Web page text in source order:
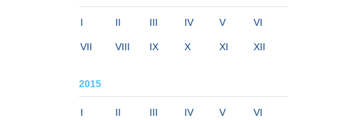
I II III IV V VI
VII VIII IX X XI XII
2015
I II III IV V VI